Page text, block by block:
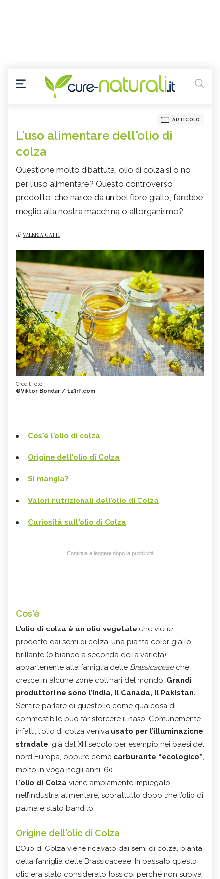
ARTICOLO
L'uso alimentare dell'olio di
colza
Questione molto dibattuta, olio di colza si o no
per l'uso alimentare? Questo controverso
prodotto, che nasce da un bel fiore giallo, farebbe
meglio alla nostra macchina o all'organismo?
di VALERIA GATTI
Credit foto
©Viktor Bondar / 123rf.com
Cos'è l'olio di colza
Origine dell'olio di Colza
Si mangia?
Valori nutrizionali dell'olio di Colza
Curiosità sull'olio di Colza
Continua a leggere dopo la pubblicità
Cos'è
L'olio di colza è un olio vegetale che viene
prodotto dai semi di colza, una pianta color giallo
brillante (o bianco a seconda della varietà),
appartenente alla famiglia delle Brassicaceaeche
cresce in alcune zone collinari del mondo. Grandi
produttori ne sono l’India, il Canada, il Pakistan.
Sentire parlare di quest’olio come qualcosa di
commestibile può far storcere il naso. Comunemente
infatti, l'olio di colza veniva usato per l’illuminazione
stradale, già dal XIII secolo per esempio nei paesi del
nord Europa, oppure come carburante “ecologico”,
molto in voga negli anni ’60.
L’olio di Colza viene ampiamente impiegato
nell’industria alimentare, soprattutto dopo che l’olio di
palma è stato bandito.
Origine dell'olio di Colza
L’Olio di Colza viene ricavato dai semi di colza, pianta
della famiglia delle Brassicaceae. In passato questo
olio era stato considerato tossico, perché non subiva